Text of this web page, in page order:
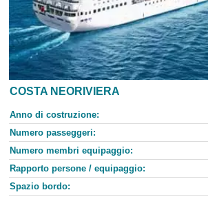
COSTA NEORIVIERA
Anno di costruzione:
Numero passeggeri:
Numero membri equipaggio:
Rapporto persone / equipaggio:
Spazio bordo: